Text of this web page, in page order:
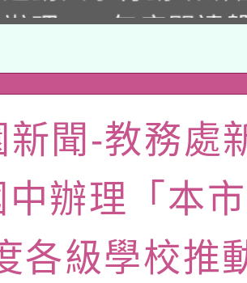
辦理115年度閱讀
位素養講師名單
內容與教學軟體
陸委員會函釋公
間赴陸應申請許可
濟部水利署委託
研究院辦理「
8月22日(星期六
新聞-教務處
中辦理「本
各級學校推